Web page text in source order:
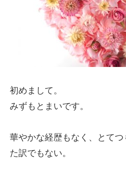
初めまして。
みずもとまいです。
華やかな経歴もなく、とて
た訳でもない。